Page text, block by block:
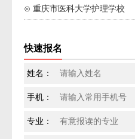
⊙ 重庆市医科大学护理学校
快速报名
姓名：
手机：
专业：